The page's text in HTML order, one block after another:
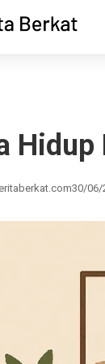
30/06/